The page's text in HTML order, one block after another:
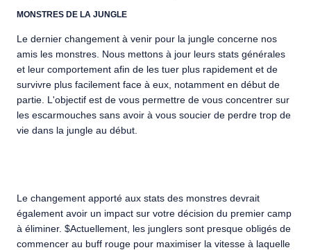
MONSTRES DE LA JUNGLE
Le dernier changement à venir pour la jungle concerne nos
amis les monstres. Nous mettons à jour leurs stats générales
et leur comportement afin de les tuer plus rapidement et de
survivre plus facilement face à eux, notamment en début de
partie. L'objectif est de vous permettre de vous concentrer sur
les escarmouches sans avoir à vous soucier de perdre trop de
vie dans la jungle au début.
Le changement apporté aux stats des monstres devrait
également avoir un impact sur votre décision du premier camp
à éliminer. $Actuellement, les junglers sont presque obligés de
commencer au buff rouge pour maximiser la vitesse à laquelle